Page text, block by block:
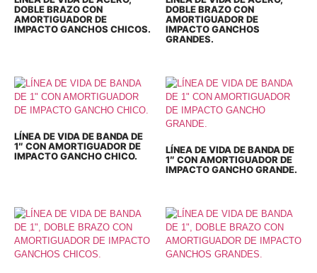
DOBLE BRAZO CON
AMORTIGUADOR DE
IMPACTO GANCHOS CHICOS.
DOBLE BRAZO CON
AMORTIGUADOR DE
IMPACTO GANCHOS
GRANDES.
LÍNEA DE VIDA DE BANDA DE
1″ CON AMORTIGUADOR DE
IMPACTO GANCHO CHICO.
LÍNEA DE VIDA DE BANDA DE
1″ CON AMORTIGUADOR DE
IMPACTO GANCHO GRANDE.